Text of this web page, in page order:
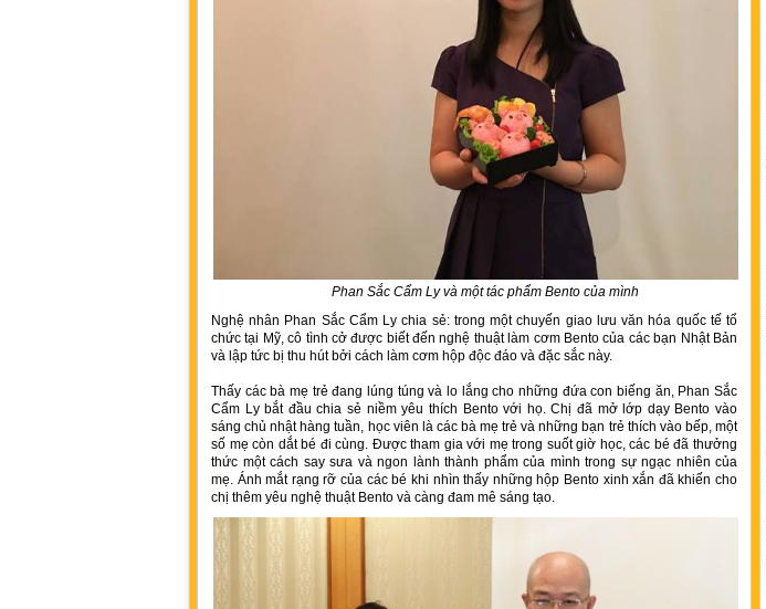
Phan Sắc Cẩm Ly và một tác phẩm Bento của mình
Nghệ nhân Phan Sắc Cẩm Ly chia sẻ: trong một chuyến giao lưu văn hóa quốc tế tổ
chức tại Mỹ, cô tình cở được biết đến nghệ thuật làm cơm Bento của các bạn Nhật Bản
và lập tức bị thu hút bởi cách làm cơm hộp độc đáo và đặc sắc này.
Thấy các bà mẹ trẻ đang lúng túng và lo lắng cho những đứa con biếng ăn, Phan Sắc
Cẩm Ly bắt đầu chia sẻ niềm yêu thích Bento với họ. Chị đã mở lớp dạy Bento vào
sáng chủ nhật hàng tuần, học viên là các bà mẹ trẻ và những bạn trẻ thích vào bếp, một
số mẹ còn dắt bé đi cùng. Được tham gia với mẹ trong suốt giờ học, các bé đã thưởng
thức một cách say sưa và ngon lành thành phẩm của mình trong sự ngạc nhiên của
mẹ. Ánh mắt rạng rỡ của các bé khi nhìn thấy những hộp Bento xinh xắn đã khiến cho
chị thêm yêu nghệ thuật Bento và càng đam mê sáng tạo.